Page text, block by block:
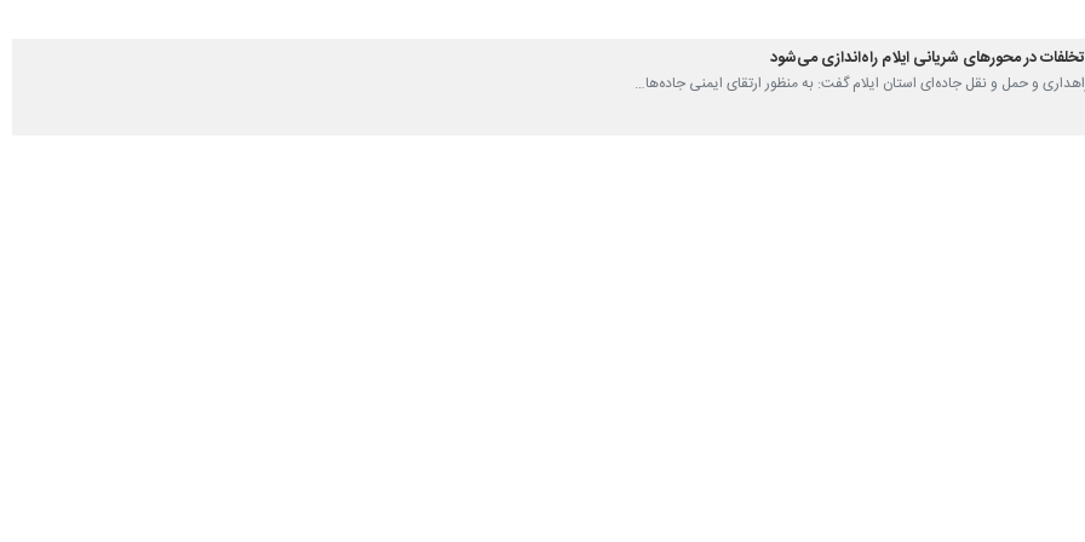
راهداری و حمل و نقل جاده‌ای استان ایلام گفت: به منظور ارتقای ایمنی جاده‌ها…